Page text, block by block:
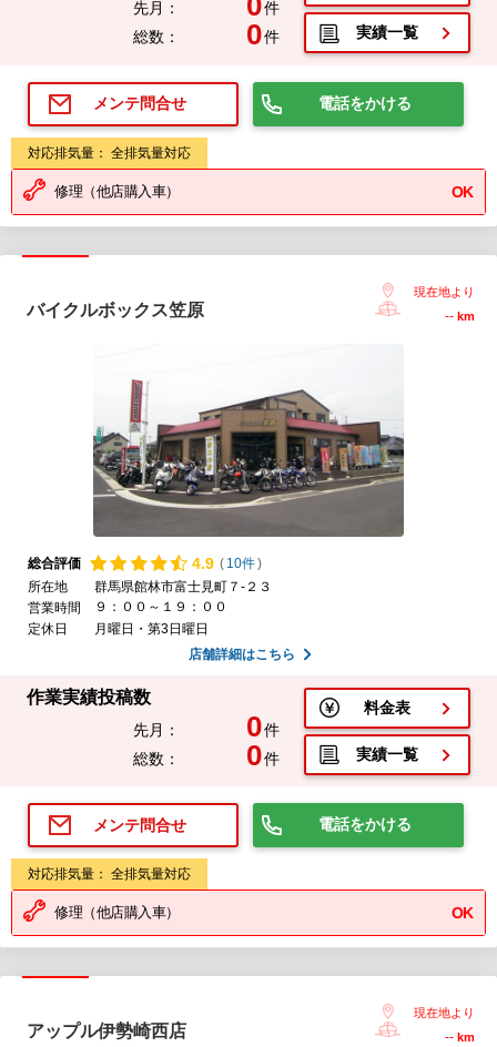
先月：
件
総数：
0件 実績一覧
メンテ問合せ 電話をかける
対応排気量： 全排気量対応
修理（他店購入車） OK
バイクルボックス笠原
現在地より
-- km
総合評価 4.9 ( 10件)
所在地
群馬県館林市富士見町７-２３
営業時間
９：００～１９：００
定休日
月曜日・第3日曜日
店舗詳細はこちら
作業実績投稿数
先月： 0件
総数：
0件
料金表
実績一覧
メンテ問合せ 電話をかける
対応排気量： 全排気量対応
修理（他店購入車） OK
アップル伊勢崎西店
現在地より
-- km